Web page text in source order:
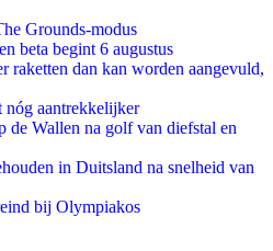
Grounds-modus
beta begint 6 augustus
raketten dan kan worden aangevuld,
aantrekkelijker
de Wallen na golf van diefstal en
in Duitsland na snelheid van
bij Olympiakos